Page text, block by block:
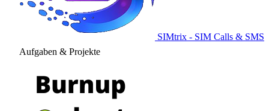
SIMtrix - SIM Calls & SMS
Aufgaben & Projekte